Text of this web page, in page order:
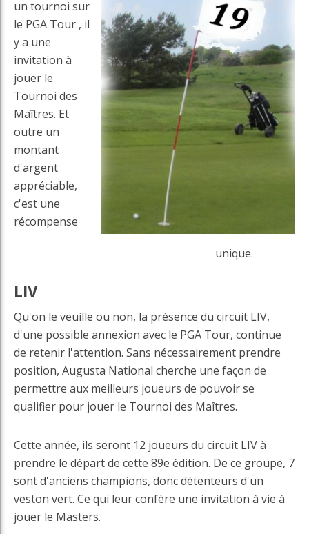
un tournoi sur
le PGA Tour , il
y a une
invitation à
jouer le
Tournoi des
Maîtres. Et
outre un
montant
d'argent
appréciable,
c'est une
récompense
unique.
LIV
Qu'on le veuille ou non, la présence du circuit LIV,
d'une possible annexion avec le PGA Tour, continue
de retenir l'attention. Sans nécessairement prendre
position, Augusta National cherche une façon de
permettre aux meilleurs joueurs de pouvoir se
qualifier pour jouer le Tournoi des Maîtres.
Cette année, ils seront 12 joueurs du circuit LIV à
prendre le départ de cette 89e édition. De ce groupe, 7
sont d'anciens champions, donc détenteurs d'un
veston vert. Ce qui leur confère une invitation à vie à
jouer le Masters.